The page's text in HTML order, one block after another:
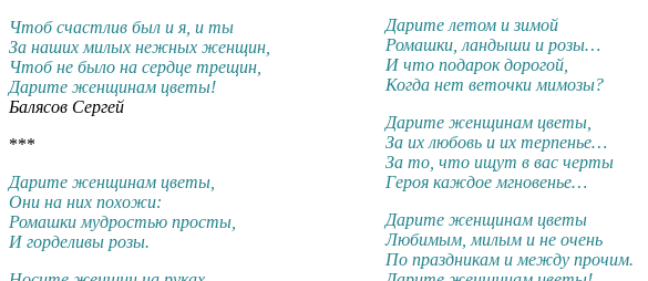
Чтоб счастлив был и я, и ты
За наших милых нежных женщин,
Чтоб не было на сердце трещин,
Дарите женщинам цветы!
Балясов Сергей
***
Дарите женщинам цветы,
Они на них похожи:
Ромашки мудростью просты,
И горделивы розы.
Дарите летом и зимой
Ромашки, ландыши и розы…
И что подарок дорогой,
Когда нет веточки мимозы?
Дарите женщинам цветы,
За их любовь и их терпенье…
За то, что ищут в вас черты
Героя каждое мгновенье…
Дарите женщинам цветы
Любимым, милым и не очень
По праздникам и между прочим.